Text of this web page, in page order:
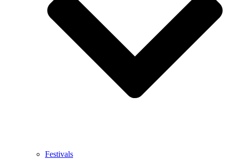
Festivals